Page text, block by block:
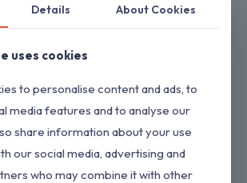
Details About Cookies
uses cookies
to personalise content and ads, to
media features and to analyse our
share information about your use
our social media, advertising and
who may combine it with other